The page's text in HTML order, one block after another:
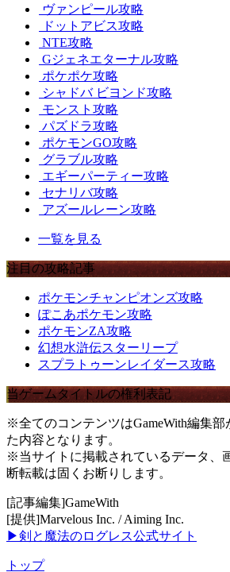
ヴァンピール攻略
ドットアビス攻略
NTE攻略
Gジェネエターナル攻略
ポケポケ攻略
シャドバ ビヨンド攻略
モンスト攻略
パズドラ攻略
ポケモンGO攻略
グラブル攻略
エギーパーティー攻略
セナリバ攻略
アズールレーン攻略
一覧を見る
注目の攻略記事
ポケモンチャンピオンズ攻略
ぽこあポケモン攻略
ポケモンZA攻略
幻想水滸伝スターリープ
スプラトゥーンレイダース攻略
当ゲームタイトルの権利表記
※全てのコンテンツはGameWith編集
た内容となります。
※当サイトに掲載されているデータ、
断転載は固くお断りします。
[記事編集]GameWith
[提供]Marvelous Inc. / Aiming Inc.
▶剣と魔法のログレス公式サイト
トップ